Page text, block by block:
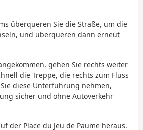
überqueren Sie die Straße, um die
und überqueren dann erneut
gehen Sie rechts weiter
die Treppe, die rechts zum Fluss
diese Unterführung nehmen,
sicher und ohne Autoverkehr
der Place du Jeu de Paume heraus.